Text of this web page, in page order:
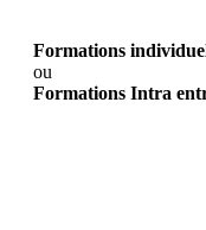
Formations
ou
Formations Intra